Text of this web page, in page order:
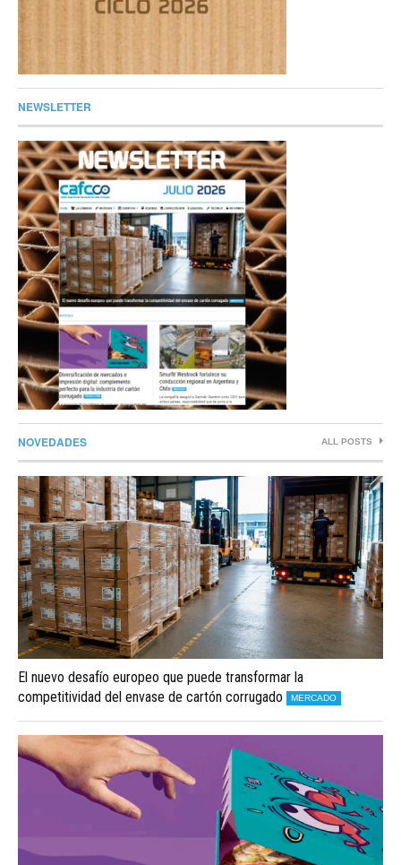
NEWSLETTER
NOVEDADES ALL POSTS
El nuevo desafío europeo que puede transformar la
competitividad del envase de cartón corrugado
MERCADO